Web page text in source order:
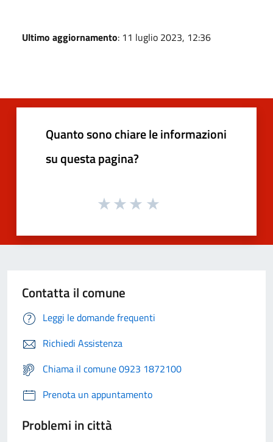
Ultimo aggiornamento: 11 luglio 2023, 12:36
Quanto sono chiare le informazioni
su questa pagina?
Contatta il comune
Leggi le domande frequenti
Richiedi Assistenza
Chiama il comune 0923 1872100
Prenota un appuntamento
Problemi in città